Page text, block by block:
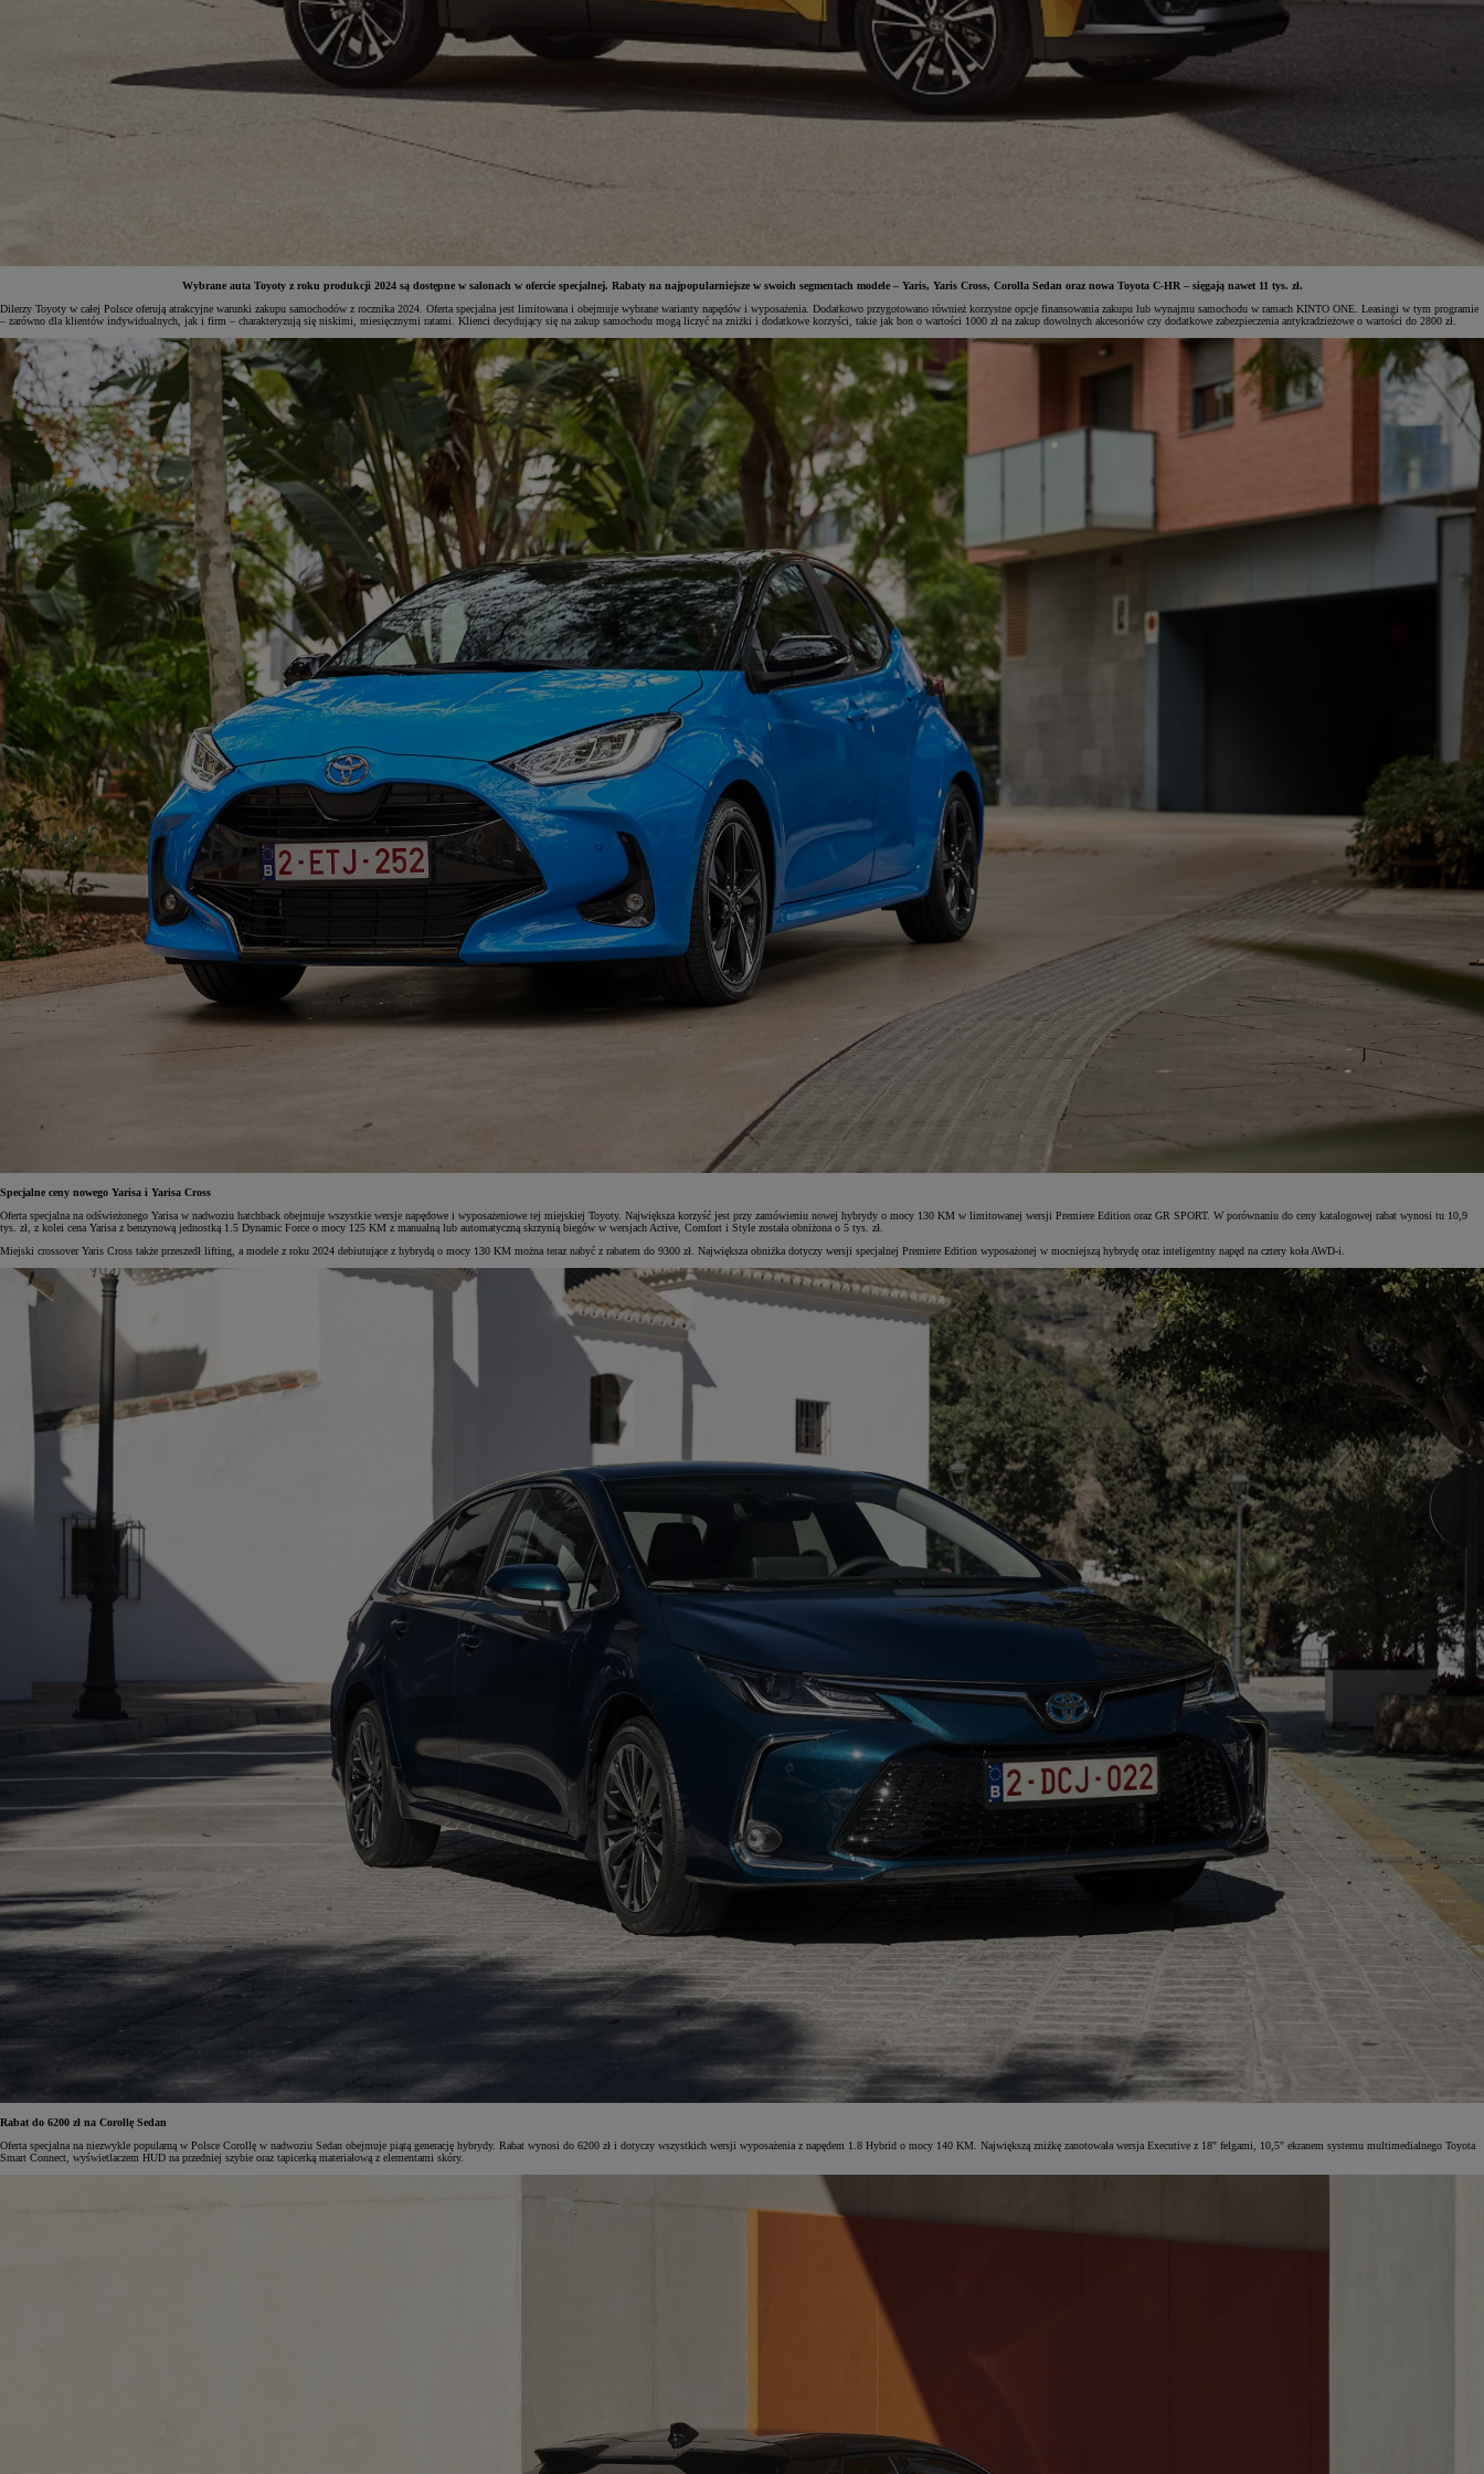
Od
81 900 zł
Yaris Cross
HYBRID
105 300 zł
Corolla Hatchback
HYBRID
Wybrane auta Toyoty z roku produkcji 2024 są dostępne w salonach w ofercie specjalnej. Rabaty na najpopularniejsze w swoich segmentach modele – Yaris, Yaris Cross, Corolla Sedan oraz nowa Toyota C-HR – sięgają nawet 11 tys. zł.
Dilerzy Toyoty w całej Polsce oferują atrakcyjne warunki zakupu samochodów z rocznika 2024. Oferta specjalna jest limitowana i obejmuje wybrane warianty napędów i wyposażenia. Dodatkowo przygotowano również korzystne opcje finansowania zakupu lub wynajmu samochodu w ramach KINTO ONE. Leasingi w tym programie
– zarówno dla klientów indywidualnych, jak i firm – charakteryzują się niskimi, miesięcznymi ratami. Klienci decydujący się na zakup samochodu mogą liczyć na zniżki i dodatkowe korzyści, takie jak bon o wartości 1000 zł na zakup dowolnych akcesoriów czy dodatkowe zabezpieczenia antykradzieżowe o wartości do 2800 zł.
Specjalne ceny nowego Yarisa i Yarisa Cross
Oferta specjalna na odświeżonego Yarisa w nadwoziu hatchback obejmuje wszystkie wersje napędowe i wyposażeniowe tej miejskiej Toyoty. Największa korzyść jest przy zamówieniu nowej hybrydy o mocy 130 KM w limitowanej wersji Premiere Edition oraz GR SPORT. W porównaniu do ceny katalogowej rabat wynosi tu 10,9
tys. zł, z kolei cena Yarisa z benzynową jednostką 1.5 Dynamic Force o mocy 125 KM z manualną lub automatyczną skrzynią biegów w wersjach Active, Comfort i Style została obniżona o 5 tys. zł.
Miejski crossover Yaris Cross także przeszedł lifting, a modele z roku 2024 debiutujące z hybrydą o mocy 130 KM można teraz nabyć z rabatem do 9300 zł. Największa obniżka dotyczy wersji specjalnej Premiere Edition wyposażonej w mocniejszą hybrydę oraz inteligentny napęd na cztery koła AWD-i.
Rabat do 6200 zł na Corollę Sedan
Oferta specjalna na niezwykle popularną w Polsce Corollę w nadwoziu Sedan obejmuje piątą generację hybrydy. Rabat wynosi do 6200 zł i dotyczy wszystkich wersji wyposażenia z napędem 1.8 Hybrid o mocy 140 KM. Największą zniżkę zanotowała wersja Executive z 18" felgami, 10,5" ekranem systemu multimedialnego Toyota
Smart Connect, wyświetlaczem HUD na przedniej szybie oraz tapicerką materiałową z elementami skóry.